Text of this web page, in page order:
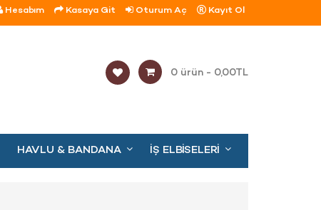
Hesabım Kasaya Git Oturum Aç Kayıt Ol
0 ürün - 0,00TL
HAVLU & BANDANA İŞ ELBISELERI